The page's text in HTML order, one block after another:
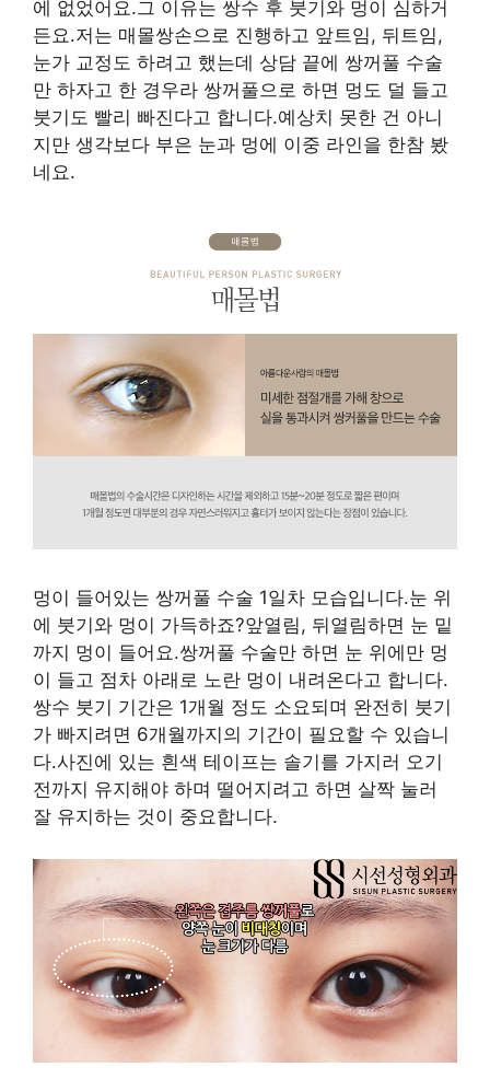
에 없었어요.그 이유는 쌍수 후 붓기와 멍이 심하거
든요.저는 매몰쌍손으로 진행하고 앞트임, 뒤트임,
눈가 교정도 하려고 했는데 상담 끝에 쌍꺼풀 수술
만 하자고 한 경우라 쌍꺼풀으로 하면 멍도 덜 들고
붓기도 빨리 빠진다고 합니다.예상치 못한 건 아니
지만 생각보다 부은 눈과 멍에 이중 라인을 한참 봤
네요.
멍이 들어있는 쌍꺼풀 수술 1일차 모습입니다.눈 위
에 붓기와 멍이 가득하죠?앞열림, 뒤열림하면 눈 밑
까지 멍이 들어요.쌍꺼풀 수술만 하면 눈 위에만 멍
이 들고 점차 아래로 노란 멍이 내려온다고 합니다.
쌍수 붓기 기간은 1개월 정도 소요되며 완전히 붓기
가 빠지려면 6개월까지의 기간이 필요할 수 있습니
다.사진에 있는 흰색 테이프는 솔기를 가지러 오기
전까지 유지해야 하며 떨어지려고 하면 살짝 눌러
잘 유지하는 것이 중요합니다.